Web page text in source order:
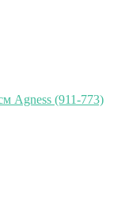
Agness (911-773)